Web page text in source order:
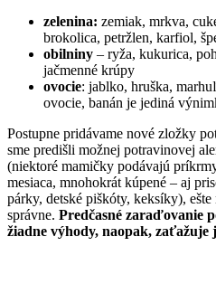
zelenina: zemiak, mrkva,
brokolica, petržlen, karfiol,
obilniny – ryža, kukurica,
jačmenné krúpy
ovocie: jablko, hruška,
ovocie, banán je jediná
Postupne pridávame nové zložky
sme predišli možnej potravinovej
(niektoré mamičky podávajú
mesiaca, mnohokrát kúpené – aj
párky, detské piškóty, keksíky),
správne. Predčasné zaraďovanie
žiadne výhody, naopak, zaťažuje